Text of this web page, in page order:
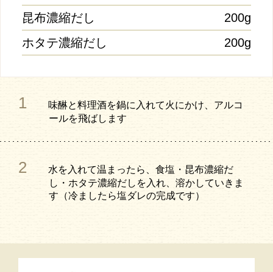
昆布濃縮だし
200g
ホタテ濃縮だし
200g
1
味醂と料理酒を鍋に入れて火にかけ、アルコ
ールを飛ばします
2
水を入れて温まったら、食塩・昆布濃縮だ
し・ホタテ濃縮だしを入れ、溶かしていきま
す（冷ましたら塩ダレの完成です）